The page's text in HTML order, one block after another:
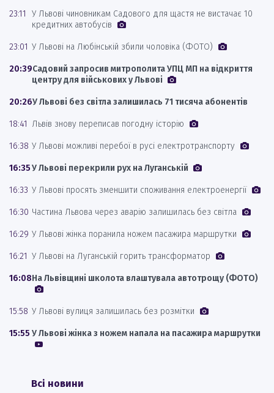
23:11
У Львові чиновникам Садового для щастя не вистачає 10
кредитних автобусів
23:01 У Львові на Любінській збили чоловіка (ФОТО)
20:39Садовий запросив митрополита УПЦ МП на відкриття
центру для військових у Львові
20:26У Львові без світла залишилась 71 тисяча абонентів
18:41 Львів знову переписав погодну історію
16:38 У Львові можливі перебої в русі електротранспорту
16:35У Львові перекрили рух на Луганській
16:33 У Львові просять зменшити споживання електроенергії
16:30 Частина Львова через аварію залишилась без світла
16:29 У Львові жінка поранила ножем пасажира маршрутки
16:21 У Львові на Луганській горить трансформатор
16:08На Львівщині школота влаштувала автотрощу (ФОТО)
15:58 У Львові вулиця залишилась без розмітки
15:55 У Львові жінка з ножем напала на пасажира маршрутки
Всі новини